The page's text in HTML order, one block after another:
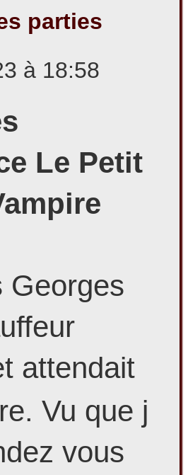
parties
à 18:58
Le Petit
Georges
attendait
Vu que j
vous